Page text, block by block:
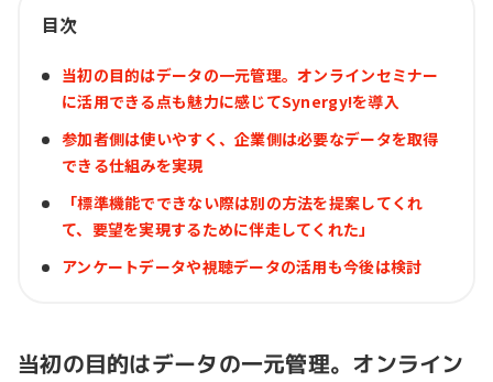
目次
当初の目的はデータの一元管理。オンラインセミナー
に活用できる点も魅力に感じてSynergy!を導入
参加者側は使いやすく、企業側は必要なデータを取得
できる仕組みを実現
「標準機能でできない際は別の方法を提案してくれ
て、要望を実現するために伴走してくれた」
アンケートデータや視聴データの活用も今後は検討
当初の目的はデータの一元管理。オンライン